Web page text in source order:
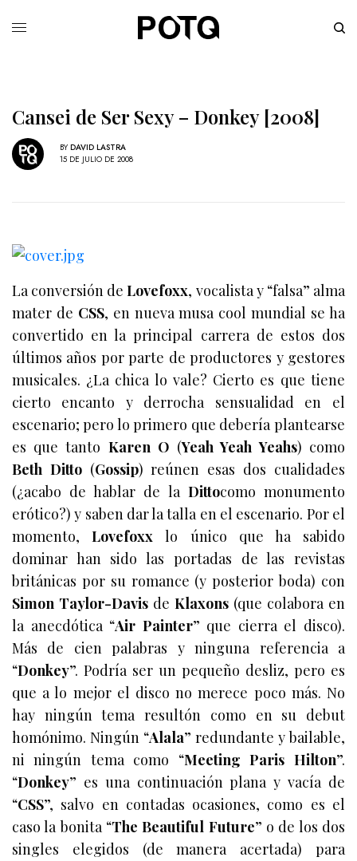
Cansei de Ser Sexy – Donkey [2008]
BY DAVID LASTRA
15 DE JULIO DE 2008
La conversión deLovefoxx, vocalista y “falsa” alma
mater de CSS, en nueva musa cool mundial se ha
convertido en la principal carrera de estos dos
últimos años por parte de productores y gestores
musicales. ¿La chica lo vale? Cierto es que tiene
cierto encanto y derrocha sensualidad en el
escenario; pero lo primero que debería plantearse
es que tanto Karen O (Yeah Yeah Yeahs) como
Beth Ditto(Gossip) reúnen esas dos cualidades
(¿acabo de hablar de la Dittocomo monumento
erótico?) y saben dar la talla en el escenario. Por el
momento,Lovefoxxlo único que ha sabido
dominar han sido las portadas de las revistas
británicas por su romance (y posterior boda) con
Simon Taylor-Davis de Klaxons (que colabora en
la anecdótica “Air Painter” que cierra el disco).
Más de cien palabras y ninguna referencia a
“Donkey”. Podría ser un pequeño desliz, pero es
que a lo mejor el disco no merece poco más. No
hay ningún tema resultón como en su debut
homónimo. Ningún “Alala” redundante y bailable,
ni ningún tema como “Meeting Paris Hilton”.
“Donkey” es una continuación plana y vacía de
“CSS”, salvo en contadas ocasiones, como es el
caso la bonita “The Beautiful Future” o de los dos
singles elegidos (de manera acertada) para